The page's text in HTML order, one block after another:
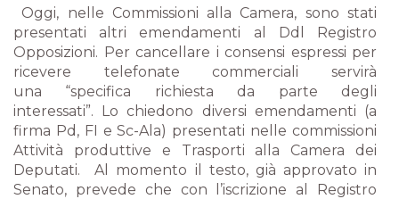
Oggi, nelle Commissioni alla Camera, sono stati
presentati altri emendamenti al Ddl Registro
Opposizioni. Per cancellare i consensi espressi per
ricevere telefonate commerciali servirà
una “specifica richiesta da parte degli
interessati”. Lo chiedono diversi emendamenti (a
firma Pd, FI e Sc-Ala) presentati nelle commissioni
Attività produttive e Trasporti alla Camera dei
Deputati. Al momento il testo, già approvato in
Senato, prevede che con l’iscrizione al Registro